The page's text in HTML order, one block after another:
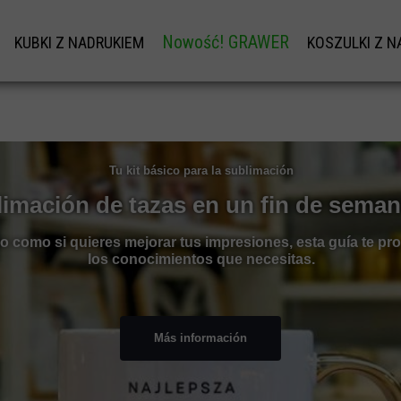
KUBKI Z NADRUKIEM
KUBKI NA WALENTYNKI
KUBKI NA DZIEŃ TATY
KUBEK NA DZIEŃ MAMY
KUBKI NA MIKOŁAJA
Nowość! GRAWER
GRAWER NA DŁUGOPISY OD 1SZT.
KOSZULKI Z
KOSZULKI
NADRUKI NA
BLUZA Z
KOSZULKI
NADRUK
Tu kit básico para la sublimación
de tazas en un fin de
como si quieres mejorar tus impresiones, esta guía te
los conocimientos que necesitas.
Más información